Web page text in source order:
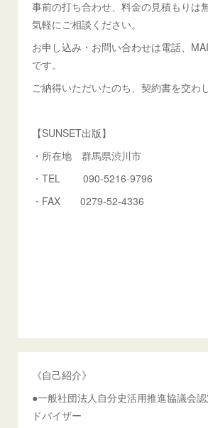
事前の打ち合わせ、料金の見積もりは
気軽にご相談ください。
お申し込み・お問い合わせは電話、
です。
ご納得いただいたのち、契約書を交わ
【SUNSET出版】
・所在地 群馬県渋川市
・TEL 090-5216-9796
・FAX 0279-52-4336
《自己紹介》
●一般社団法人自分史活用推進協議会
ドバイザー